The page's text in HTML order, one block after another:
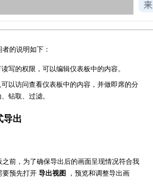
的说明如下：
读写的权限，可以编辑仪表板中的内容。
可以访问查看仪表板中的内容，并做即席的分
钻取、过滤。
导出
之前，为了确保导出后的画面呈现情况符合我
要预先打开 导出视图
，预览和调整导出画